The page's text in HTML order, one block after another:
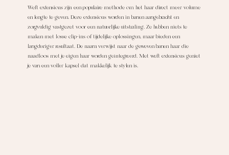
Weft extensions zijn een populaire methode om het haar direct meer volume
en lengte te geven. Deze extensions worden in banen aangebracht en
zorgvuldig vastgezet voor een natuurlijke uitstraling. Ze hebben niets te
maken met losse clip-ins of tijdelijke oplossingen, maar bieden een
langduriger resultaat. De naam verwijst naar de geweven banen haar die
naadloos met je eigen haar worden geïntegreerd. Met weft extensions geniet
je van een voller kapsel dat makkelijk te stylen is.